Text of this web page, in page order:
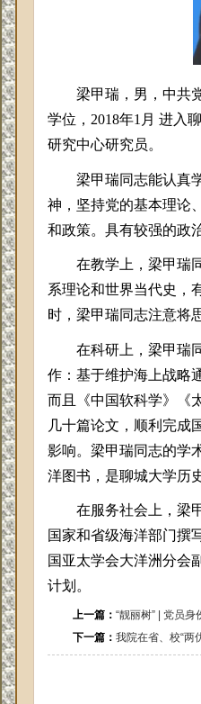
梁甲瑞，男，中共
学位，2018年1月 进入
研究中心研究员。
梁甲瑞同志能认真
神，坚持党的基本理论
和政策。具有较强的政
在教学上，梁甲瑞
系理论和世界当代史，
时，梁甲瑞同志注意将
在科研上 ，梁甲瑞
作：基于维护海上战略
而且《中国软科学》《
几十篇论文，顺利完成
影响。梁甲瑞同志的学
洋图书，是聊城大学历
在服务社会上 ，梁
国家和省级海洋部门撰
国亚太学会大洋洲分会
计划。
上一篇： “靓丽树” | 党员
下一篇： 我院在省、校“两